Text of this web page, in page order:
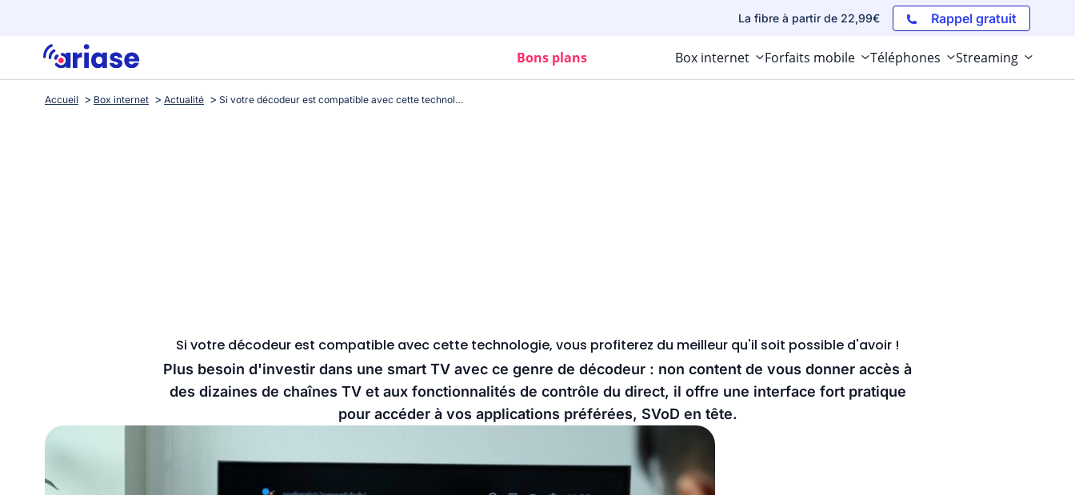
La fibre à partir de 22,99€ Rappel gratuit
Bons plans Box internet Forfaits mobile Téléphones Streaming
Accueil Box internet Actualité Si votre décodeur est compatible avec cette technologie, vous profiterez du meilleur qu'il soit possible d'avoir !
Si votre décodeur est compatible avec cette technologie, vous profiterez du meilleur qu'il soit possible d'avoir !
Plus besoin d'investir dans une smart TV avec ce genre de décodeur : non content de vous donner accès à
des dizaines de chaînes TV et aux fonctionnalités de contrôle du direct, il offre une interface fort pratique
pour accéder à vos applications préférées, SVoD en tête.